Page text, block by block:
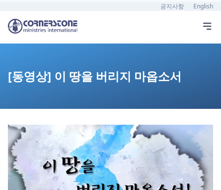
공지사항 English
[동영상] 이 땅을 버리지 마옵소서